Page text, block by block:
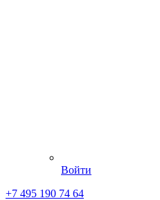
Войти
+7 495 190 74 64